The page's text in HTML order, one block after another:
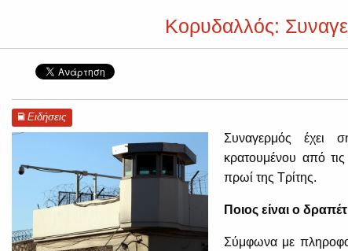
Κορυδαλλός:
Ειδήσεις
Συναγερμός έχει
κρατουμένου από
πρωί της Τρίτης.
Ποιος είναι ο
Σύμφωνα με